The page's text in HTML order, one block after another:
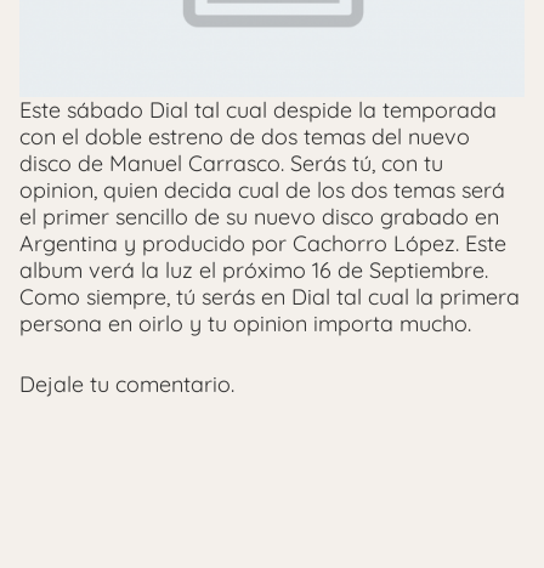
Este sábado Dial tal cual despide la temporada
con el doble estreno de dos temas del nuevo
disco de Manuel Carrasco. Serás tú, con tu
opinion, quien decida cual de los dos temas será
el primer sencillo de su nuevo disco grabado en
Argentina y producido por Cachorro López. Este
album verá la luz el próximo 16 de Septiembre.
Como siempre, tú serás en Dial tal cual la primera
persona en oirlo y tu opinion importa mucho.
Dejale tu comentario.